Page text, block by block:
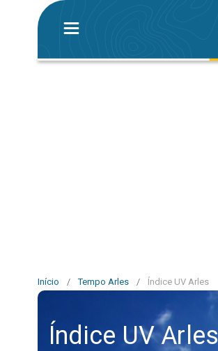
Início / Tempo Arles / Índice UV Arles
Índice UV Arles